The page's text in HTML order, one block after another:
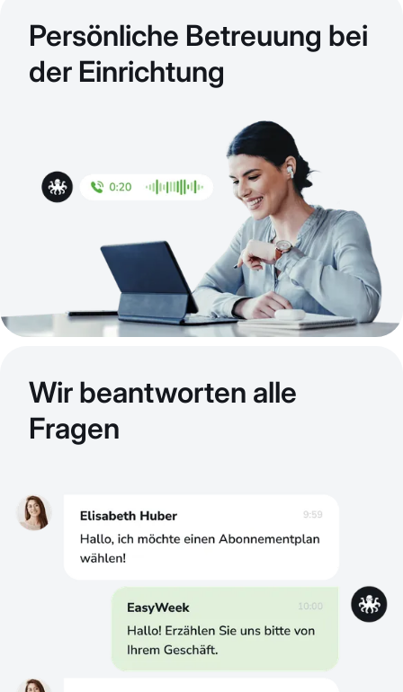
Persönliche Betreuung bei
der Einrichtung
Wir beantworten alle
Fragen